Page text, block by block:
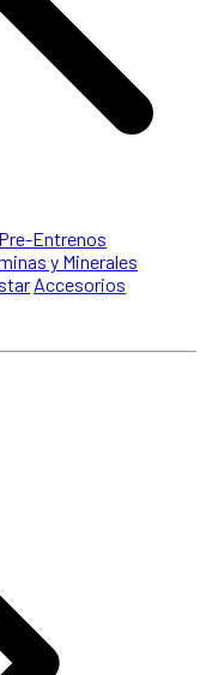
Pre-Entrenos
y Minerales
Accesorios